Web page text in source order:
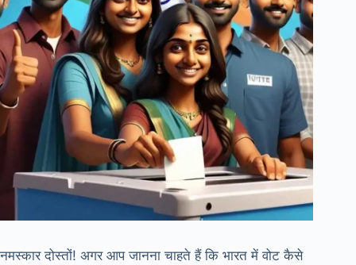
नमस्कार दोस्तों! अगर आप जानना चाहते हैं कि भारत में वोट कैसे